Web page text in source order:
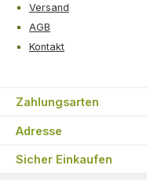
Versand
AGB
Kontakt
Zahlungsarten
Adresse
Sicher Einkaufen